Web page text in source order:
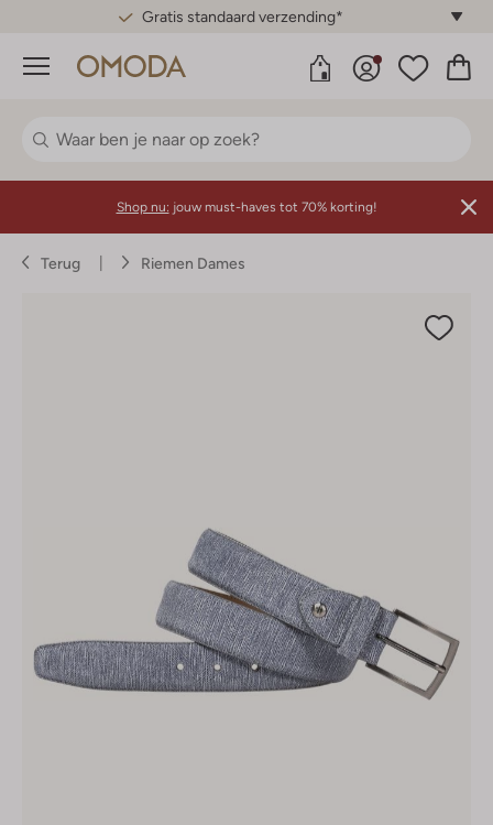
Gratis standaard verzending*
Menu
Shop nu: jouw must-haves tot 70% korting!
Terug Riemen Dames